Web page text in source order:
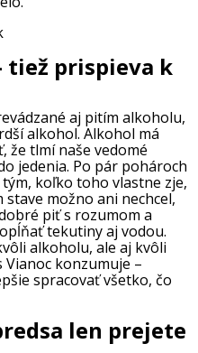
tiež prispieva k
aj pitím alkoholu,
alkohol. Alkohol má
že tlmí naše vedomé
jedenia. Po pár pohároch
koľko toho vlastne zje,
možno ani nechcel,
piť s rozumom a
tekutiny aj vodou.
alkoholu, ale aj kvôli
konzumuje –
spracovať všetko, čo
len prejete